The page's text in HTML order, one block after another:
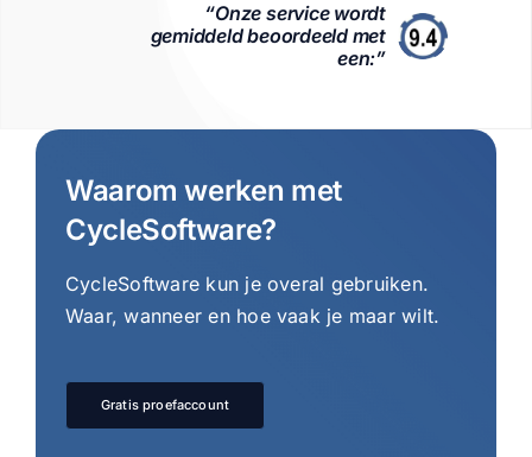
“Onze service wordt
gemiddeld beoordeeld met
een:”
Waarom werken met
CycleSoftware?
CycleSoftware kun je overal gebruiken.
Waar, wanneer en hoe vaak je maar wilt.
Gratis proefaccount